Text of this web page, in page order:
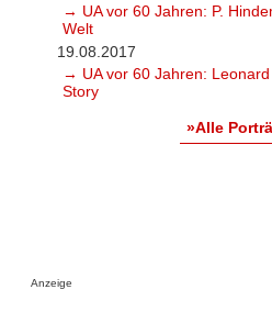
→ UA vor 60 Jahren: P.
Welt
19.08.2017
→ UA vor 60 Jahren:
Story
»Alle
Anzeige